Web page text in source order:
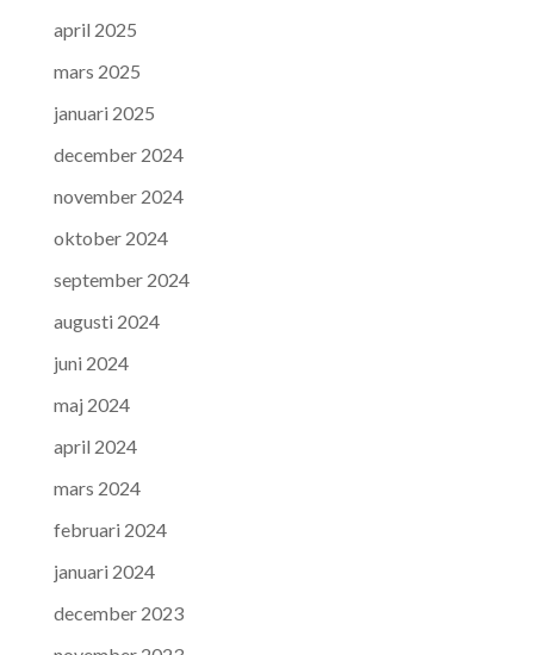
april 2025
mars 2025
januari 2025
december 2024
november 2024
oktober 2024
september 2024
augusti 2024
juni 2024
maj 2024
april 2024
mars 2024
februari 2024
januari 2024
december 2023